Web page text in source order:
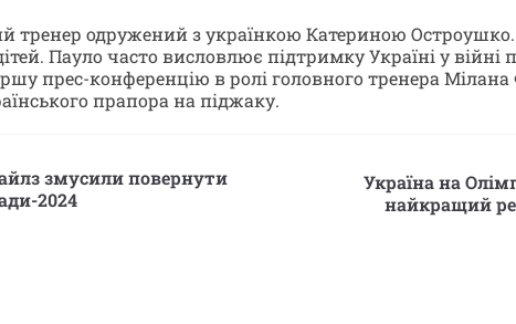
тренер одружений з українкою Катериною
Пауло часто висловлює підтримку Україні у війні
прес-конференцію в ролі головного тренера
прапора на піджаку.
змусили повернути
2024
Україна на
найкращий